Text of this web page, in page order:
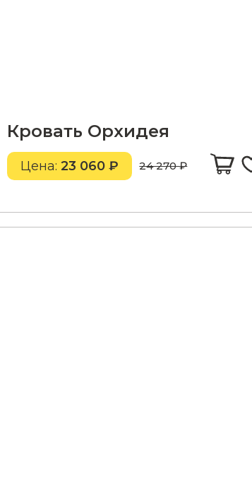
Кровать Орхидея
Цена: 23 060 ₽ 24 270 ₽